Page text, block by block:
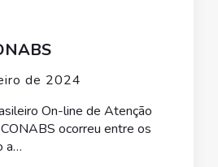
de 2024
On-line de Atenção
ocorreu entre os
a…